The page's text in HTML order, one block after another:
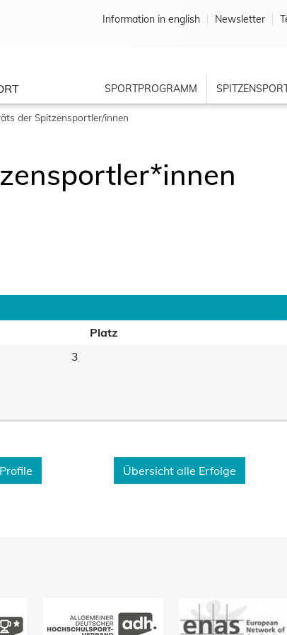
Information in english Newsletter
SPORTPROGRAMM
der Spitzensportler/innen
Platz
3
Übersicht alle Erfolge